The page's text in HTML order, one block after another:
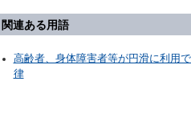
関連ある用語
高齢者、身体障害者等が円滑に利用
律